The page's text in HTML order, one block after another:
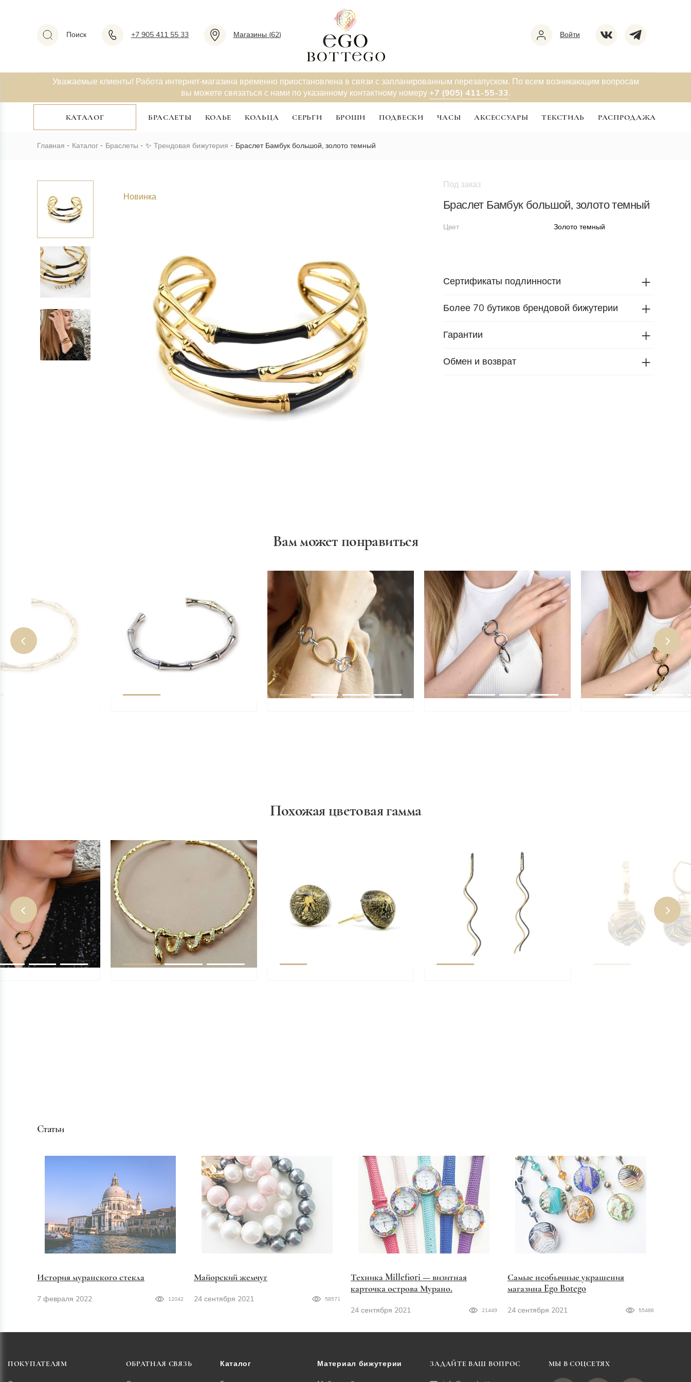
Поиск +7 905 411 55 33 Магазины (62) Войти
Уважаемые клиенты! Работа интернет-магазина временно приостановлена в связи с запланированным перезапуском. По всем возникающим вопросам
вы можете связаться с нами по указанному контактному номеру +7 (905) 411-55-33.
КАТАЛОГ БРАСЛЕТЫ КОЛЬЕ КОЛЬЦА СЕРЬГИ БРОШИ ПОДВЕСКИ ЧАСЫ АКСЕССУАРЫ ТЕКСТИЛЬ РАСПРОДАЖА
Главная Каталог Браслеты ✨ Трендовая бижутерия Браслет Бамбук большой, золото темный
Новинка
Под заказ
Браслет Бамбук большой, золото темный
Цвет Золото темный
Сертификаты подлинности
Более 70 бутиков брендовой бижутерии
Гарантии
Обмен и возврат
Вам может понравиться
Похожая цветовая гамма
Статьи
История муранского стекла
7 февраля 2022 12042
Майорский жемчуг
24 сентября 2021 58571
Техника Millefiori — визитная
карточка острова Мурано.
24 сентября 2021 21449
Самые необычные украшения
магазина Ego Botego
24 сентября 2021 55486
ПОКУПАТЕЛЯМ ОБРАТНАЯ СВЯЗЬ Каталог Материал бижутерии ЗАДАЙТЕ ВАШ ВОПРОС МЫ В СОЦСЕТЯХ